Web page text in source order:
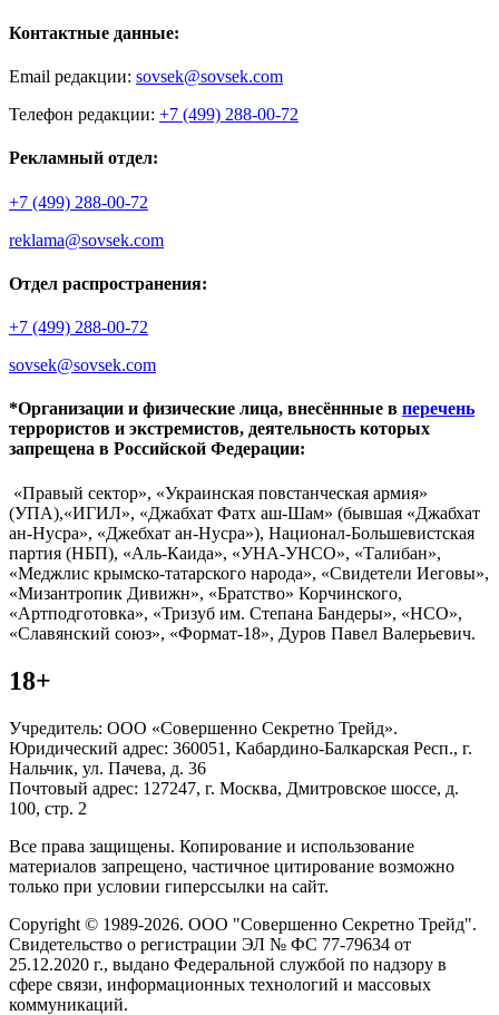
Контактные данные:
Email редакции: sovsek@sovsek.com
Телефон редакции: +7 (499) 288-00-72
Рекламный отдел:
+7 (499) 288-00-72
reklama@sovsek.com
Отдел распространения:
+7 (499) 288-00-72
sovsek@sovsek.com
*Организации и физические лица, внесённные в перечень
террористов и экстремистов, деятельность которых
запрещена в Российской Федерации:
«Правый сектор», «Украинская повстанческая армия»
(УПА),«ИГИЛ», «Джабхат Фатх аш-Шам» (бывшая «Джабхат
ан-Нусра», «Джебхат ан-Нусра»), Национал-Большевистская
партия (НБП), «Аль-Каида», «УНА-УНСО», «Талибан»,
«Меджлис крымско-татарского народа», «Свидетели Иеговы»,
«Мизантропик Дивижн», «Братство» Корчинского,
«Артподготовка», «Тризуб им. Степана Бандеры», «НСО»,
«Славянский союз», «Формат-18», Дуров Павел Валерьевич.
18+
Учредитель: ООО «Совершенно Секретно Трейд».
Юридический адрес: 360051, Кабардино-Балкарская Респ., г.
Нальчик, ул. Пачева, д. 36
Почтовый адрес: 127247, г. Москва, Дмитровское шоссе, д.
100, стр. 2
Все права защищены. Копирование и использование
материалов запрещено, частичное цитирование возможно
только при условии гиперссылки на сайт.
Copyright © 1989-2026. ООО "Совершенно Секретно Трейд".
Свидетельство о регистрации ЭЛ № ФС 77-79634 от
25.12.2020 г., выдано Федеральной службой по надзору в
сфере связи, информационных технологий и массовых
коммуникаций.